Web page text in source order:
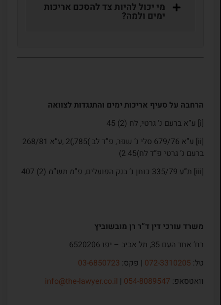
מי יכול להיות צד להסכם אריכות
ימים ולמה?
הרחבה על סעיף אריכות ימים והתנגדות לצוואה
[i] ע”א ברעם נ’ גרטי, לח (2) 45
[ii] ע”א 679/76 סלי נ’ שפר, פ”ד לב )785,)2 ,ע”א 268/81
ברעם נ’ גרטי פ”ד לח)45 ׁ2ׂ)
[iii] ת”ע 335/79 כוחן נ’ בנק הפועלים, פ”מ תש”מ (2) 407
משרד עורכי דין ד”ר רן מובשוביץ
רח’ אחד העם 35, תל אביב – יפו 6520206
טל: 072-3310205| פקס: 03-6850723
וואטסאפ: 054-8089547
|
info@the-lawyer.co.il